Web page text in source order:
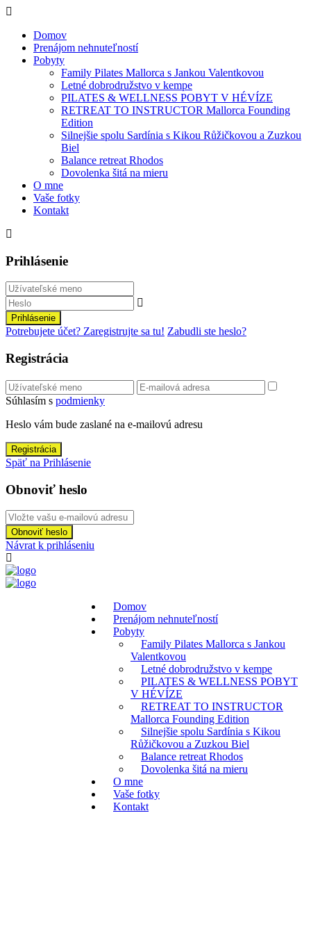
Domov
Prenájom nehnuteľností
Pobyty
Family Pilates Mallorca s Jankou Valentkovou
Letné dobrodružstvo v kempe
PILATES & WELLNESS POBYT V HÉVÍZE
RETREAT TO INSTRUCTOR Mallorca Founding
Edition
Silnejšie spolu Sardínia s Kikou Růžičkovou a Zuzkou
Biel
Balance retreat Rhodos
Dovolenka šitá na mieru
O mne
Vaše fotky
Kontakt
Prihlásenie
Prihlásenie
Potrebujete účet? Zaregistrujte sa tu! Zabudli ste heslo?
Registrácia
Súhlasím s podmienky
Heslo vám bude zaslané na e-mailovú adresu
Registrácia
Späť na Prihlásenie
Obnoviť heslo
Obnoviť heslo
Návrat k prihláseniu
Domov
Prenájom nehnuteľností
Pobyty
Family Pilates Mallorca s Jankou
Valentkovou
Letné dobrodružstvo v kempe
PILATES & WELLNESS POBYT
V HÉVÍZE
RETREAT TO INSTRUCTOR
Mallorca Founding Edition
Silnejšie spolu Sardínia s Kikou
Růžičkovou a Zuzkou Biel
Balance retreat Rhodos
Dovolenka šitá na mieru
O mne
Vaše fotky
Kontakt